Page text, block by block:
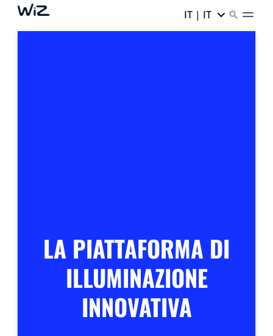
IT | IT
LA PIATTAFORMA DI
ILLUMINAZIONE
INNOVATIVA